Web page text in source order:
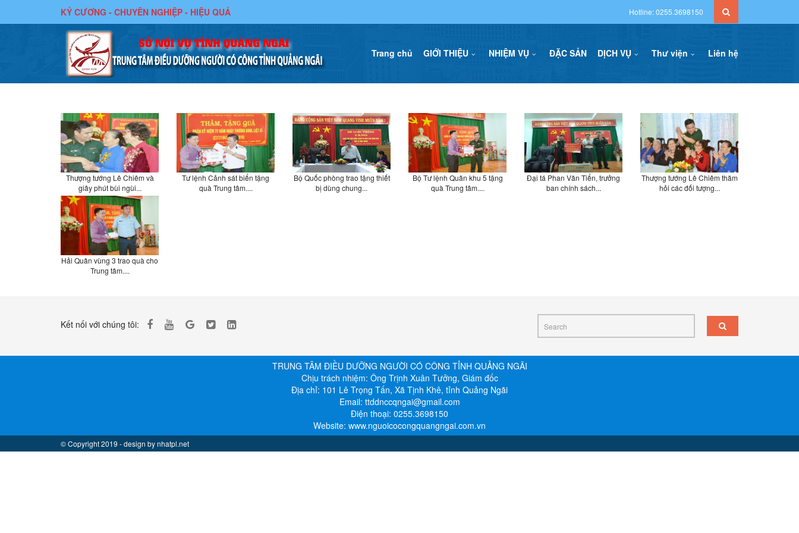
KỶ CƯƠNG - CHUYÊN NGHIỆP - HIỆU QUẢ Hotline: 0255.3698150
Trang chủ GIỚI THIỆU NHIỆM VỤ ĐẶC SẢN DỊCH VỤ Thư viện Liên hệ
Thượng tướng Lê Chiêm và
giây phút bùi ngùi...
Tư lệnh Cảnh sát biển tặng
quà Trung tâm....
Bộ Quốc phòng trao tặng thiết
bị dùng chung...
Bộ Tư lệnh Quân khu 5 tặng
quà Trung tâm....
Đại tá Phan Văn Tiển, trưởng
ban chính sách...
Thượng tướng Lê Chiêm thăm
hỏi các đối tượng...
Hải Quân vùng 3 trao quà cho
Trung tâm....
Kết nối với chúng tôi:
TRUNG TÂM ĐIỀU DƯỠNG NGƯỜI CÓ CÔNG TỈNH QUẢNG NGÃI
Chịu trách nhiệm: Ông Trịnh Xuân Tưởng, Giám đốc
Địa chỉ: 101 Lê Trọng Tấn, Xã Tịnh Khê, tỉnh Quảng Ngãi
Email: ttddnccqngai@gmail.com
Điện thoại: 0255.3698150
Website: www.nguoicocongquangngai.com.vn
© Copyright 2019 - design by nhatpl.net